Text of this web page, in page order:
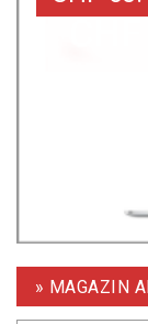
» MAGAZIN